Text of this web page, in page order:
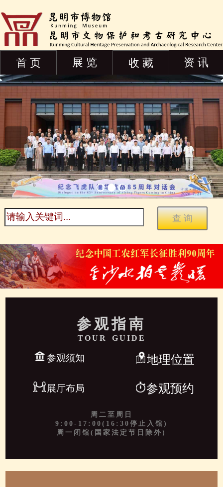
首 页 展 览 收 藏 资 讯
参观指南
TOUR GUIDE
参观须知 地理位置
展厅布局 参观预约
周二至周日
9:00-17:00(16:30停止入馆)
周一闭馆(国家法定节日除外)